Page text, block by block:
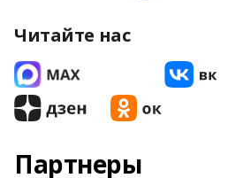
Читайте нас
Партнеры